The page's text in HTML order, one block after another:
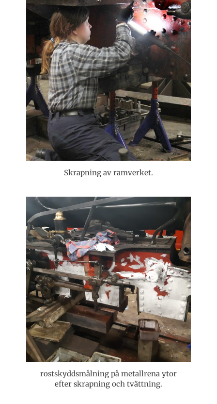
Skrapning av ramverket.
rostskyddsmålning på metallrena ytor
efter skrapning och tvättning.